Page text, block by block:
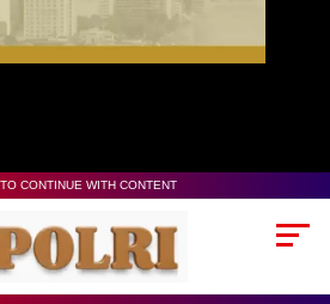
CONTINUE WITH CONTENT